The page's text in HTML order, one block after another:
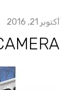
أكتوبر 21, 2016